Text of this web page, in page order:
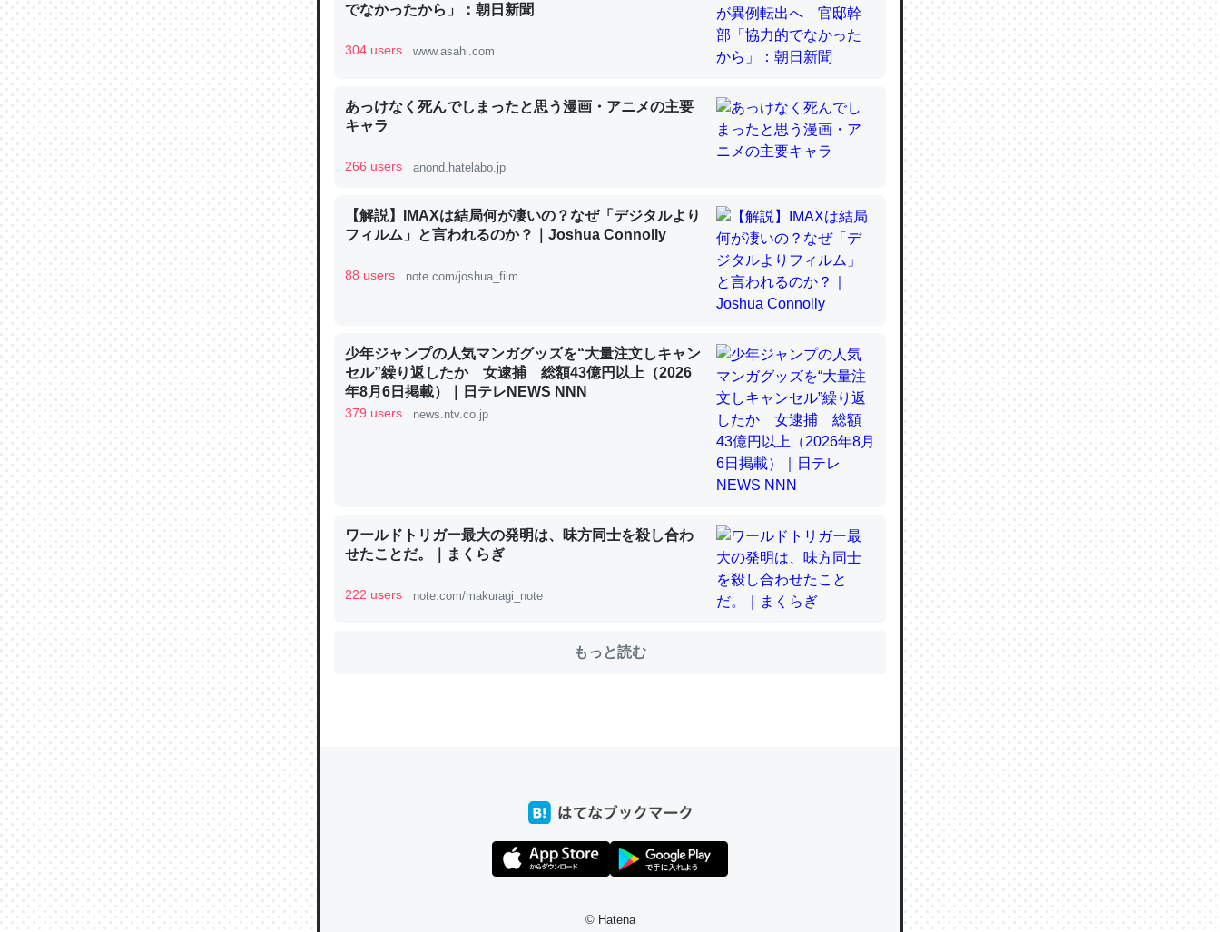
の600分の1程度。
─ニュース :: 【研究発表】昆虫学の大問題＝「昆虫はなぜ海にいないのか」に関する新仮説
論文では「淡水はカルシウムも酸素も不足してて両方に不利だから両方が拮抗してるので
は」とあって面白い。海にいる鋏角類（カブトガニ・ウミグモ）はカルシウムを使わずキ
これを元に考えるとカルシウムを大量に使う脊椎動物と貝類は苦労してるんだな…。腹足
─ニュース :: 【研究発表】昆虫学の大問題＝「昆虫はなぜ海にいないのか」に関する新仮説
ウチもEchoを実家に置いて４年。でたまに覗いてる。ぼちぼちRingも置こうかと画策
きる。一生で親と会える残り時間を日数にすると1週間とかの人が多いそうだけど、それ
を実質100倍以上に伸ばす効果があるはず……
─たまにLINEするくらいだった遠方の父67歳と僕。ITツール導入でコミュニケーションが劇的に変化し
でなかったから」：朝日新聞
304 users www.asahi.com
あっけなく死んでしまったと思う漫画・アニメの主要
キャラ
266 users anond.hatelabo.jp
【解説】IMAXは結局何が凄いの？なぜ「デジタルより
フィルム」と言われるのか？｜Joshua Connolly
88 users note.com/joshua_film
少年ジャンプの人気マンガグッズを“大量注文しキャン
セル”繰り返したか 女逮捕 総額43億円以上（2026
年8月6日掲載）｜日テレNEWS NNN
379 users news.ntv.co.jp
ワールドトリガー最大の発明は、味方同士を殺し合わ
せたことだ。｜まくらぎ
222 users note.com/makuragi_note
もっと読む
© Hatena